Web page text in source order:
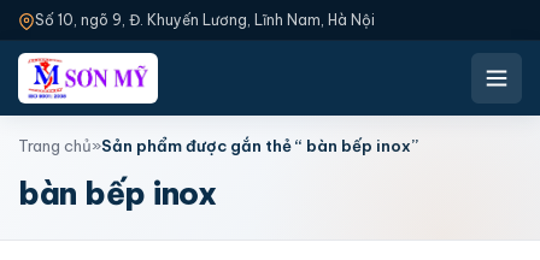
Số 10, ngõ 9, Đ. Khuyến Lương, Lĩnh Nam, Hà Nội
Trang chủ»Sản phẩm được gắn thẻ “ bàn bếp inox”
bàn bếp inox